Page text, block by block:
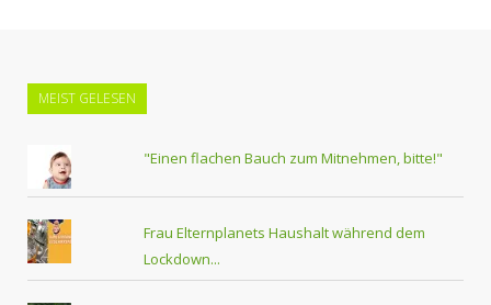
MEIST GELESEN
"Einen flachen Bauch zum Mitnehmen, bitte!"
Frau Elternplanets Haushalt während dem
Lockdown...